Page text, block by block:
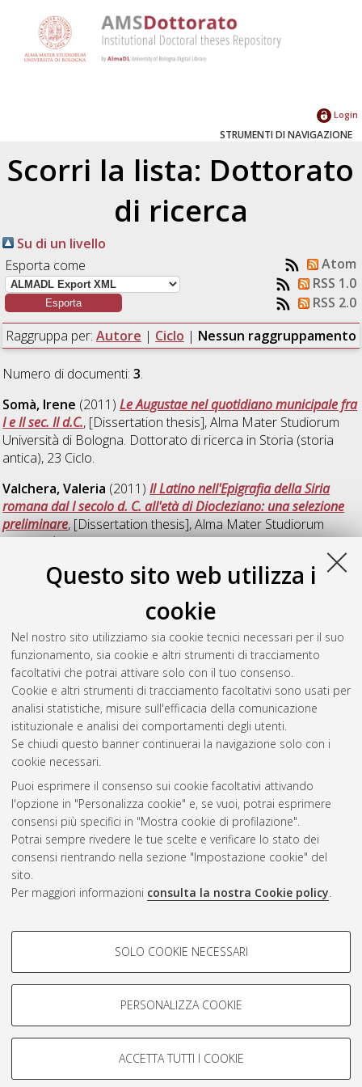
Questo sito web utilizza i
cookie
Nel nostro sito utilizziamo sia cookie tecnici necessari per il suo
funzionamento, sia cookie e altri strumenti di tracciamento
facoltativi che potrai attivare solo con il tuo consenso.
Cookie e altri strumenti di tracciamento facoltativi sono usati per
analisi statistiche, misure sull'efficacia della comunicazione
istituzionale e analisi dei comportamenti degli utenti.
Se chiudi questo banner continuerai la navigazione solo con i
cookie necessari.
Puoi esprimere il consenso sui cookie facoltativi attivando
l'opzione in "Personalizza cookie" e, se vuoi, potrai esprimere
consensi più specifici in "Mostra cookie di profilazione".
Potrai sempre rivedere le tue scelte e verificare lo stato dei
consensi rientrando nella sezione "Impostazione cookie" del
sito.
Per maggiori informazioni consulta la nostra Cookie policy.
COOKIE DI PROFILAZIONE -
Si tratta di cookie utilizzati per analizzare le caratteristiche della
navigazione degli utenti, creare profili in base al loro comportamento
Mostra cookie di profilazione
COOKIE TECNICI - NECESSARI
SOLO COOKIE NECESSARI
PERSONALIZZA COOKIE
ACCETTA TUTTI I COOKIE
Login
STRUMENTI DI NAVIGAZIONE
Scorri la lista: Dottorato
di ricerca
Su di un livello
Esporta come
Atom
RSS 1.0
RSS 2.0
Raggruppa per: Autore | Ciclo | Nessun raggruppamento
Numero di documenti:3.
Somà, Irene (2011)Le Augustae nel quotidiano municipale fra
I e II sec. II d.C., [Dissertation thesis], Alma Mater Studiorum
Università di Bologna. Dottorato di ricerca in Storia (storia
antica), 23 Ciclo.
Valchera, Valeria (2011)Il Latino nell'Epigrafia della Siria
romana dal I secolo d. C. all'età di Diocleziano: una selezione
preliminare, [Dissertation thesis], Alma Mater Studiorum
Università di Bologna. Dottorato di ricerca inStoria (storia
Vitelli Casella, Mattia(2011)
La Liburnia settentrionale in età
romana: studi di geografia ed istituzioni
Alma Mater Studiorum Università di Bologna. Dottorato di
ricerca inStoria (storia antica), 23 Ciclo. DOI
10.6092/unibo/amsdottorato/4164.
Questa lista e' stata generata il Thu Aug 6 20:42:12 2026
Atom
Rss 1.0
Rss 2.0
ISSN: 2038-7946
Impostazioni Cookie
Informativa sulla privacy
Condizioni d’uso del sito